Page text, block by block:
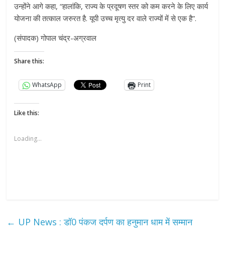
उन्होंने आगे कहा, “हालांकि, राज्य के प्रदूषण स्तर को कम करने के लिए कार्य
योजना की तत्काल जरुरत है. यूपी उच्च मृत्यु दर वाले राज्यों में से एक है”.
(संपादक) गोपाल चंद्र-अग्रवाल
Share this:
WhatsApp Print
Like this:
Loading...
← UP News : डॉ0 पंकज दर्पण का हनुमान धाम में सम्मान